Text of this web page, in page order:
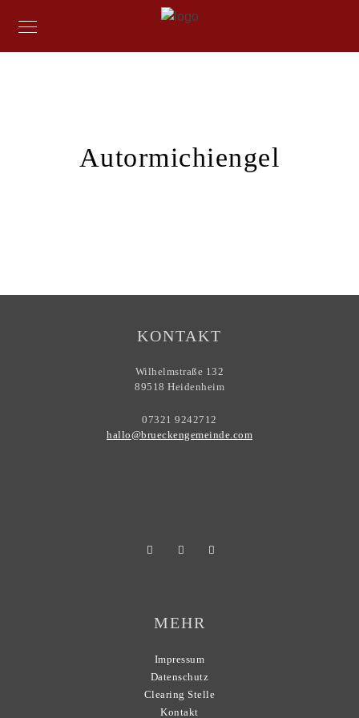
Autormichiengel
KONTAKT
Wilhelmstraße 132
89518 Heidenheim
07321 9242712
hallo@brueckengemeinde.com
MEHR
Impressum
Datenschutz
Clearing Stelle
Kontakt